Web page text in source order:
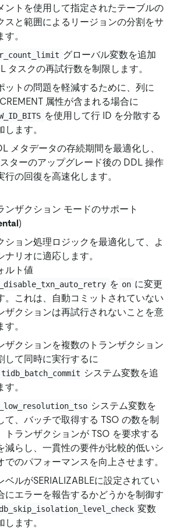
ントを使用して指定されたテーブルの
スと範囲によるリージョンの分割をサ
。
グローバル変数を追加
タスクの再試行数を制限します。
ットの問題を軽減するために、列に
属性が含まれる場合に
を使用して行 ID を分散する
ます。
メタデータの存続期間を最適化し、
ターのアップグレード後の DDL 操作
行の回復を高速化します。
ンザクション モードのサポート
)
ション処理ロジックを最適化して、よ
ナリオに適応します。
ルト値
を on に変更
。これは、自動コミットされていない
ザクションは再試行されないことを意
。
ザクションを複数のトランザクション
して同時に実行するに
tidb_batch_commit システム変数を追
す。
システム変数を
て、バッチで取得する TSO の数を制
トランザクションが TSO を要求する
減らし、一貫性の要件が比較的低いシ
でのパフォーマンスを向上させます。
ベルがSERIALIZABLEに設定されてい
にエラーを報告するかどうかを制御す
変数
します。